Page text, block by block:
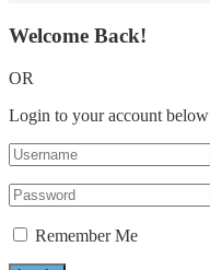
Welcome Back!
OR
Login to your account below
Remember Me